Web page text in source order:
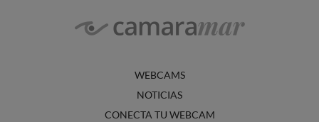
WEBCAMS
NOTICIAS
CONECTA TU WEBCAM